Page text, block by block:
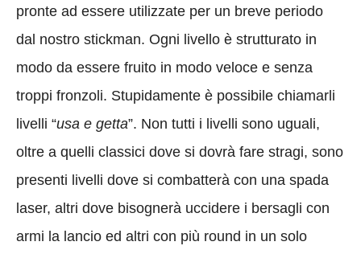
pronte ad essere utilizzate per un breve periodo
dal nostro stickman. Ogni livello è strutturato in
modo da essere fruito in modo veloce e senza
troppi fronzoli. Stupidamente è possibile chiamarli
livelli “usa e getta”. Non tutti i livelli sono uguali,
oltre a quelli classici dove si dovrà fare stragi, sono
presenti livelli dove si combatterà con una spada
laser, altri dove bisognerà uccidere i bersagli con
armi la lancio ed altri con più round in un solo